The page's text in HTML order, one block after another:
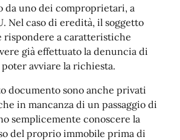
da uno dei comproprietari, a
Nel caso di eredità, il soggetto
rispondere a caratteristiche
già effettuato la denuncia di
avviare la richiesta.
documento sono anche privati
in mancanza di un passaggio di
semplicemente conoscere la
del proprio immobile prima di